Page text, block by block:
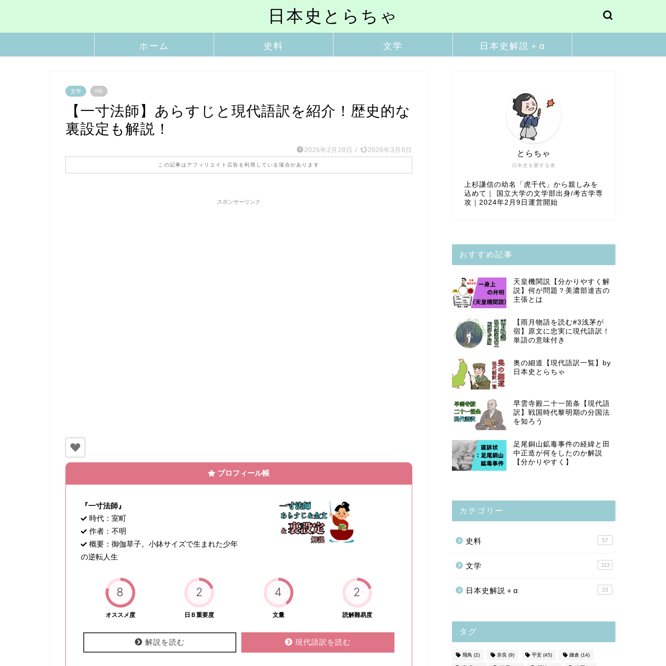
日本史とらちゃ
ホーム 史料 文学 日本史解説＋α
文学 PR
【一寸法師】あらすじと現代語訳を紹介！歴史的な
裏設定も解説！
2026年2月28日 / 2026年3月8日
この記事はアフィリエイト広告を利用している場合があります
スポンサーリンク
プロフィール帳
『一寸法師』
時代：室町
作者：不明
概要：御伽草子。小鉢サイズで生まれた少年
の逆転人生
8
オススメ度
2
日Ｂ重要度
4
文量
2
読解難易度
解説を読む 現代語訳を読む
日本史を愛する者
とらちゃ
上杉謙信の幼名「虎千代」から親しみを
込めて｜ 国立大学の文学部出身/考古学専
攻｜2024年2月9日運営開始
おすすめ記事
天皇機関説【分かりやすく解
説】何が問題？美濃部達吉の
主張とは
【雨月物語を読む#3浅茅が
宿】原文に忠実に現代語訳！
単語の意味付き
奥の細道【現代語訳一覧】by
日本史とらちゃ
早雲寺殿二十一箇条【現代語
訳】戦国時代黎明期の分国法
を知ろう
足尾銅山鉱毒事件の経緯と田
中正造が何をしたのか解説
【分かりやすく】
カテゴリー
史料 57
文学 113
日本史解説＋α 23
タグ
飛鳥 (2) 奈良 (9) 平安(45) 鎌倉(14)